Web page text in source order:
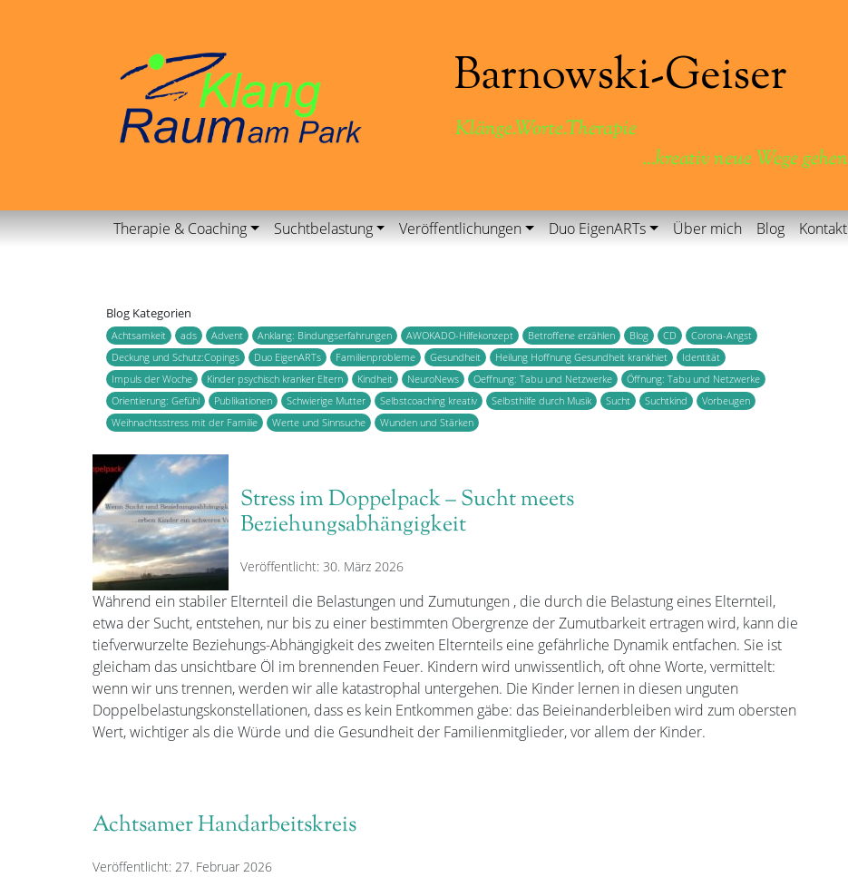
Klänge.Worte.Therapie
...kreativ neue Wege gehen
Therapie & Coaching Suchtbelastung Veröffentlichungen Duo EigenARTs Über mich Blog Kontakt
Blog Kategorien
Achtsamkeit ads Advent Anklang: Bindungserfahrungen AWOKADO-Hilfekonzept Betroffene erzählen Blog CD
Corona-Angst
Deckung und Schutz:Copings
Duo EigenARTs Familienprobleme Gesundheit Heilung Hoffnung Gesundheit krankhiet
Identität
Impuls der Woche
Kinder psychisch kranker Eltern Kindheit NeuroNews Oeffnung: Tabu und Netzwerke
Öffnung: Tabu und Netzwerke
Orientierung: Gefühl
Publikationen Schwierige Mutter Selbstcoaching kreativ Selbsthilfe durch Musik Sucht Suchtkind
Vorbeugen
Weihnachtsstress mit der Familie
Werte und Sinnsuche Wunden und Stärken
Stress im Doppelpack – Sucht meets
Beziehungsabhängigkeit
Veröffentlicht: 30. März 2026
Während ein stabiler Elternteil die Belastungen und Zumutungen , die durch die Belastung eines Elternteil,
etwa der Sucht, entstehen, nur bis zu einer bestimmten Obergrenze der Zumutbarkeit ertragen wird, kann die
tiefverwurzelte Beziehungs-Abhängigkeit des zweiten Elternteils eine gefährliche Dynamik entfachen. Sie ist
gleicham das unsichtbare Öl im brennenden Feuer. Kindern wird unwissentlich, oft ohne Worte, vermittelt:
wenn wir uns trennen, werden wir alle katastrophal untergehen. Die Kinder lernen in diesen unguten
Doppelbelastungskonstellationen, dass es kein Entkommen gäbe: das Beieinanderbleiben wird zum obersten
Wert, wichtiger als die Würde und die Gesundheit der Familienmitglieder, vor allem der Kinder.
Achtsamer Handarbeitskreis
Veröffentlicht: 27. Februar 2026